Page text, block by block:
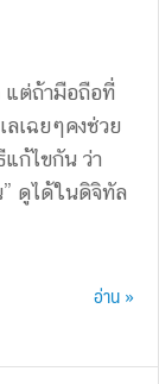
แต่ถ้ามือถือที่
ลเฉยๆคงช่วย
ก้ไขกัน ว่า
ดูได้ในดิจิทัล
อ่าน »